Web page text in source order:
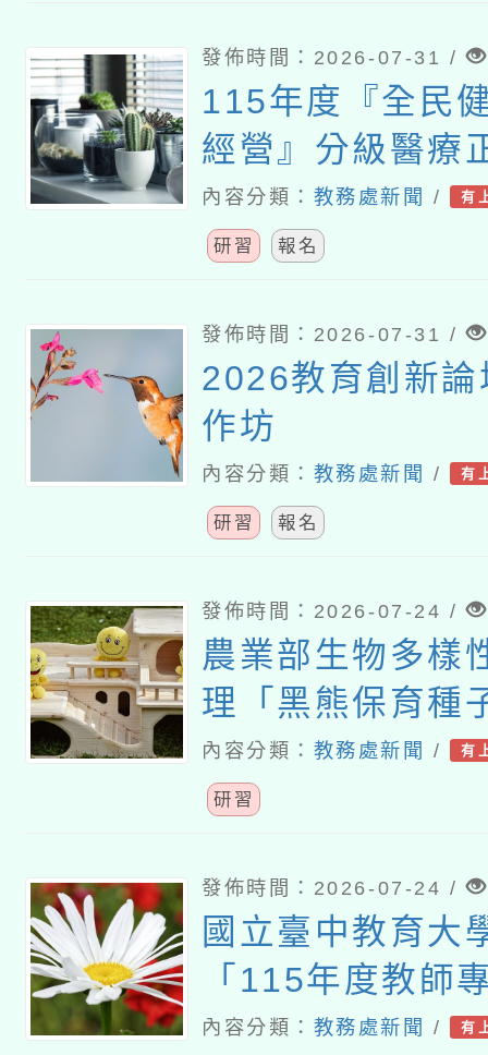
發佈時間：2026-07-31 /
115年度『全民
經營』分級醫療
養導向沉浸式體
師資增能工作坊
內容分類： 教務處新聞 / 有
研習 報名
發佈時間：2026-07-31 /
2026教育創新
作坊
內容分類： 教務處新聞 / 有
研習 報名
發佈時間：2026-07-24 /
農業部生物多樣
理「黑熊保育種
研習」
內容分類： 教務處新聞 / 有
研習
發佈時間：2026-07-24 /
國立臺中教育大
「115年度教師
習—「夢的N次
內容分類： 教務處新聞 / 有